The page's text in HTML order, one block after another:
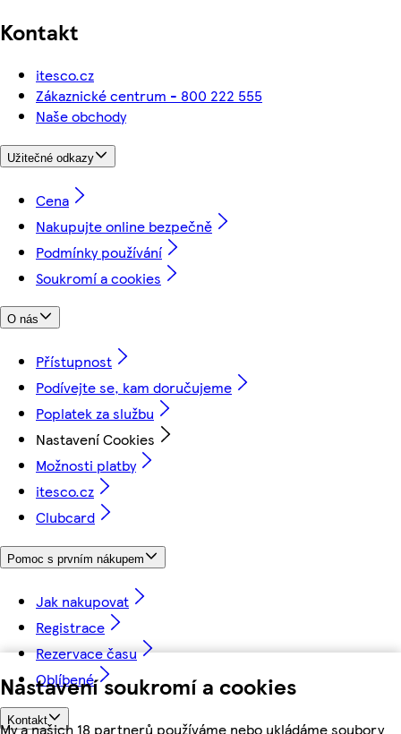
Nastavení soukromí a cookies
My a našich 18 partnerů používáme nebo ukládáme soubory
Kontakt
itesco.cz
Zákaznické centrum - 800 222 555
Naše obchody
Užitečné odkazy
Cena
Nakupujte online bezpečně
Podmínky používání
Soukromí a cookies
O nás
Přístupnost
Podívejte se, kam doručujeme
Poplatek za službu
Nastavení Cookies
Možnosti platby
itesco.cz
Clubcard
Pomoc s prvním nákupem
Jak nakupovat
Registrace
Rezervace času
Oblíbené
Kontakt